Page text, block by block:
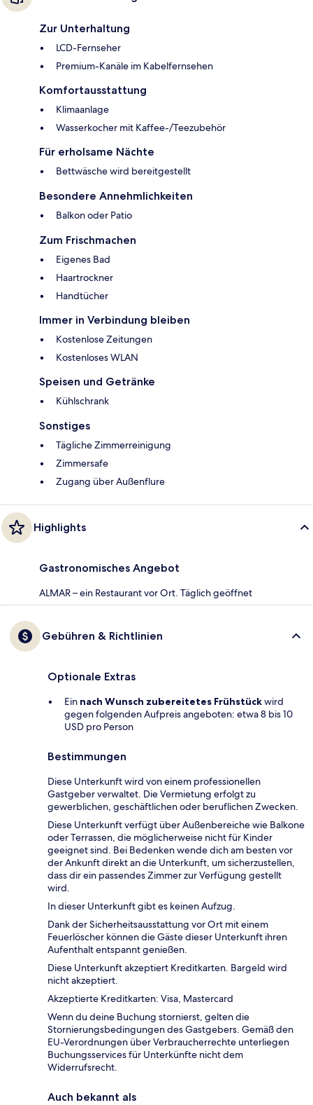
Zur Unterhaltung
LCD-Fernseher
Premium-Kanäle im Kabelfernsehen
Komfortausstattung
Klimaanlage
Wasserkocher mit Kaffee-/Teezubehör
Für erholsame Nächte
Bettwäsche wird bereitgestellt
Besondere Annehmlichkeiten
Balkon oder Patio
Zum Frischmachen
Eigenes Bad
Haartrockner
Handtücher
Immer in Verbindung bleiben
Kostenlose Zeitungen
Kostenloses WLAN
Speisen und Getränke
Kühlschrank
Sonstiges
Tägliche Zimmerreinigung
Zimmersafe
Zugang über Außenflure
Highlights
Gastronomisches Angebot
ALMAR – ein Restaurant vor Ort. Täglich geöffnet
Gebühren & Richtlinien
Optionale Extras
Ein nach Wunsch zubereitetes Frühstückwird
gegen folgenden Aufpreis angeboten: etwa 8 bis 10
USD pro Person
Bestimmungen
Diese Unterkunft wird von einem professionellen
Gastgeber verwaltet. Die Vermietung erfolgt zu
gewerblichen, geschäftlichen oder beruflichen Zwecken.
Diese Unterkunft verfügt über Außenbereiche wie Balkone
oder Terrassen, die möglicherweise nicht für Kinder
geeignet sind. Bei Bedenken wende dich am besten vor
der Ankunft direkt an die Unterkunft, um sicherzustellen,
dass dir ein passendes Zimmer zur Verfügung gestellt
wird.
In dieser Unterkunft gibt es keinen Aufzug.
Dank der Sicherheitsausstattung vor Ort mit einem
Feuerlöscher können die Gäste dieser Unterkunft ihren
Aufenthalt entspannt genießen.
Diese Unterkunft akzeptiert Kreditkarten. Bargeld wird
nicht akzeptiert.
Akzeptierte Kreditkarten: Visa, Mastercard
Wenn du deine Buchung stornierst, gelten die
Stornierungsbedingungen des Gastgebers. Gemäß den
EU-Verordnungen über Verbraucherrechte unterliegen
Buchungsservices für Unterkünfte nicht dem
Widerrufsrecht.
Auch bekannt als